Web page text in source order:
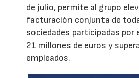
de julio, permite al grupo
facturación conjunta de
sociedades participadas por
21 millones de euros y
empleados.